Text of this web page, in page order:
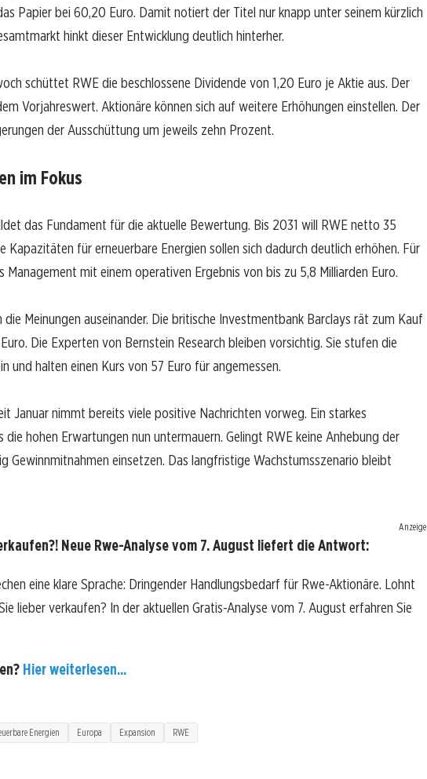
Papier bei 60,20 Euro. Damit notiert der Titel nur knapp unter seinem kürzlich
hinkt dieser Entwicklung deutlich hinterher.
schüttet RWE die beschlossene Dividende von 1,20 Euro je Aktie aus. Der
Vorjahreswert. Aktionäre können sich auf weitere Erhöhungen einstellen. Der
der Ausschüttung um jeweils zehn Prozent.
im Fokus
das Fundament für die aktuelle Bewertung. Bis 2031 will RWE netto 35
Kapazitäten für erneuerbare Energien sollen sich dadurch deutlich erhöhen. Für
Management mit einem operativen Ergebnis von bis zu 5,8 Milliarden Euro.
Meinungen auseinander. Die britische Investmentbank Barclays rät zum Kauf
Die Experten von Bernstein Research bleiben vorsichtig. Sie stufen die
und halten einen Kurs von 57 Euro für angemessen.
Januar nimmt bereits viele positive Nachrichten vorweg. Ein starkes
die hohen Erwartungen nun untermauern. Gelingt RWE keine Anhebung der
Gewinnmitnahmen einsetzen. Das langfristige Wachstumsszenario bleibt
Anzeige
Neue Rwe-Analyse vom 7. August liefert die Antwort:
eine klare Sprache: Dringender Handlungsbedarf für Rwe-Aktionäre. Lohnt
lieber verkaufen? In der aktuellen Gratis-Analyse vom 7. August erfahren Sie
Hier weiterlesen...
Energien Europa Expansion RWE